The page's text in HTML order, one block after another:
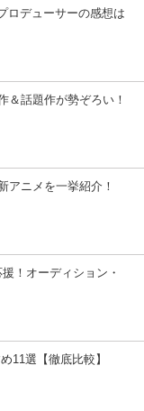
ロデューサーの感想は
＆話題作が勢ぞろい！
アニメを一挙紹介！
！オーディション・
11選【徹底比較】